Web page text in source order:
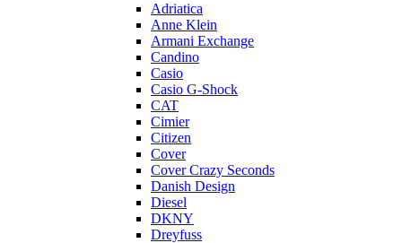
Adriatica
Anne Klein
Armani Exchange
Candino
Casio
Casio G-Shock
CAT
Cimier
Citizen
Cover
Cover Crazy Seconds
Danish Design
Diesel
DKNY
Dreyfuss